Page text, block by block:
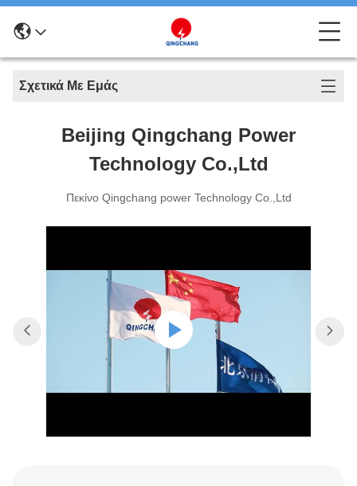
Σχετικά Με Εμάς
Beijing Qingchang Power
Technology Co.,Ltd
Πεκίνο Qingchang power Technology Co.,Ltd